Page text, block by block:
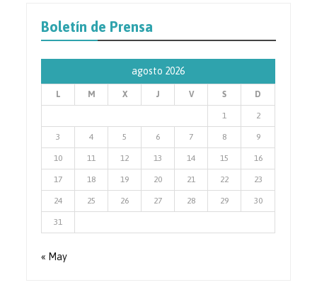
Prensa
Boletín de Prensa
agosto 2026
L M X J V S D
1 2
3 4 5 6 7 8 9
10 11 12 13 14 15 16
17 18 19 20 21 22 23
24 25 26 27 28 29 30
31
« May